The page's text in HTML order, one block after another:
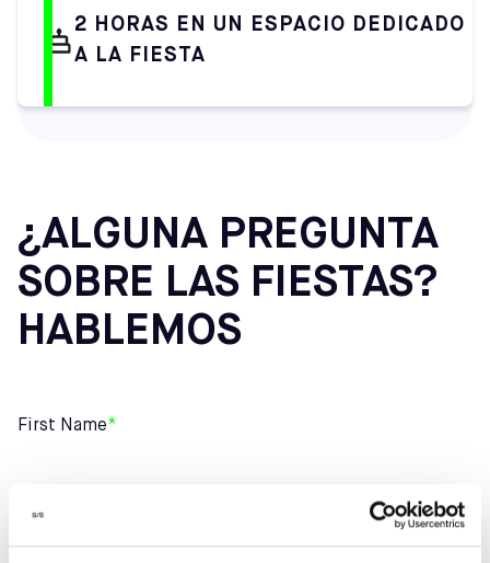
2 HORAS EN UN ESPACIO DEDICADO
A LA FIESTA
¿ALGUNA PREGUNTA
SOBRE LAS FIESTAS?
HABLEMOS
First Name*
Last Name